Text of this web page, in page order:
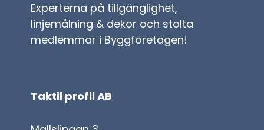
Experterna på tillgänglighet,
linjemålning & dekor och stolta
medlemmar i Byggföretagen!
Taktil profil AB